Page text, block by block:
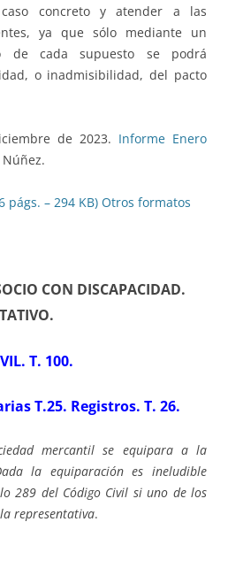
concreto y atender a las
ya que sólo mediante un
de cada supuesto se podrá
o inadmisibilidad, del pacto
de 2023. Informe Enero
págs. – 294 KB) Otros formatos
CON DISCAPACIDAD.
.
T. 100.
T.25. Registros. T. 26.
mercantil se equipara a la
la equiparación es ineludible
289 del Código Civil si uno de los
representativa.